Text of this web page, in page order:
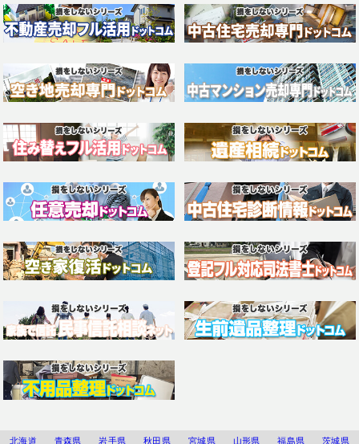
北海道 青森県 岩手県 秋田県 宮城県 山形県 福島県 茨城県